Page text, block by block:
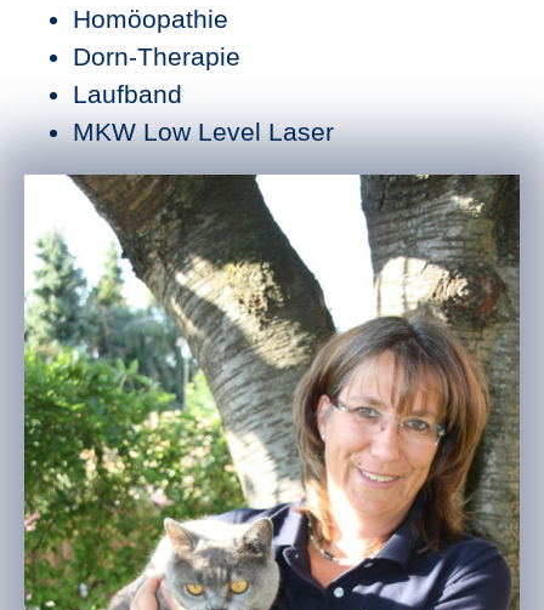
Homöopathie
Dorn-Therapie
Laufband
MKW Low Level Laser